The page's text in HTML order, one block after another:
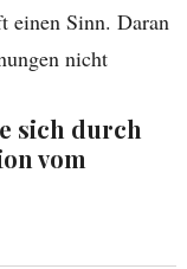
einen Sinn. Daran
nicht
sich durch
vom